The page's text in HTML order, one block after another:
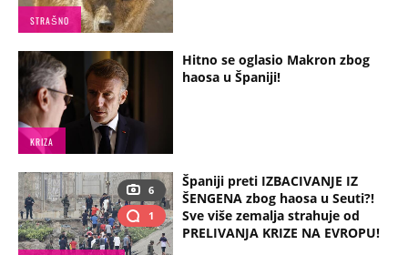
STRAŠNO
KRIZA
Hitno se oglasio Makron zbog
haosa u Španiji!
6
1
Španiji preti IZBACIVANJE IZ
ŠENGENA zbog haosa u Seuti?!
Sve više zemalja strahuje od
PRELIVANJA KRIZE NA EVROPU!